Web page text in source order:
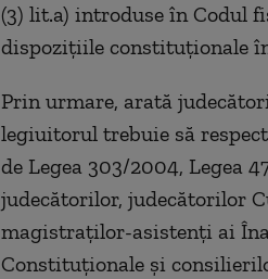
(3) lit.a) introduse în Codul
dispoziţiile constituţionale
Prin urmare, arată
legiuitorul trebuie să
de Legea 303/2004, Legea
judecătorilor, judecătorilor
magistraţilor-asistenţi ai
Constituţionale şi